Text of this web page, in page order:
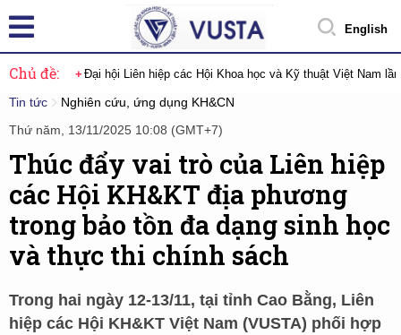
English
Chủ đề: Đại hội Liên hiệp các Hội Khoa học và Kỹ thuật Việt Nam
Tin tức
Nghiên cứu, ứng dụng KH&CN
Thứ năm, 13/11/2025 10:08 (GMT+7)
Thúc đẩy vai trò của Liên hiệp
các Hội KH&KT địa phương
trong bảo tồn đa dạng sinh học
và thực thi chính sách
Trong hai ngày 12-13/11, tại tỉnh Cao Bằng, Liên
hiệp các Hội KH&KT Việt Nam (VUSTA) phối hợp